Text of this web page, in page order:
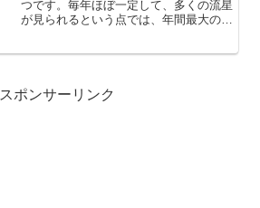
つです。毎年ほぼ一定して、多くの流星
が見られるという点では、年間最大の流
スポンサーリンク